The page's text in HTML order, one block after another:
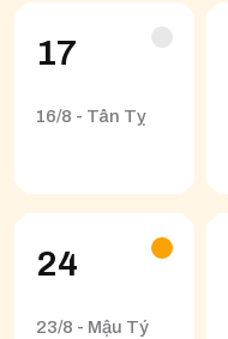
17
16/8 - Tân Tỵ
24
23/8 - Mậu Tý